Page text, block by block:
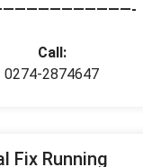
Call:
0274-2874647
Fix Running